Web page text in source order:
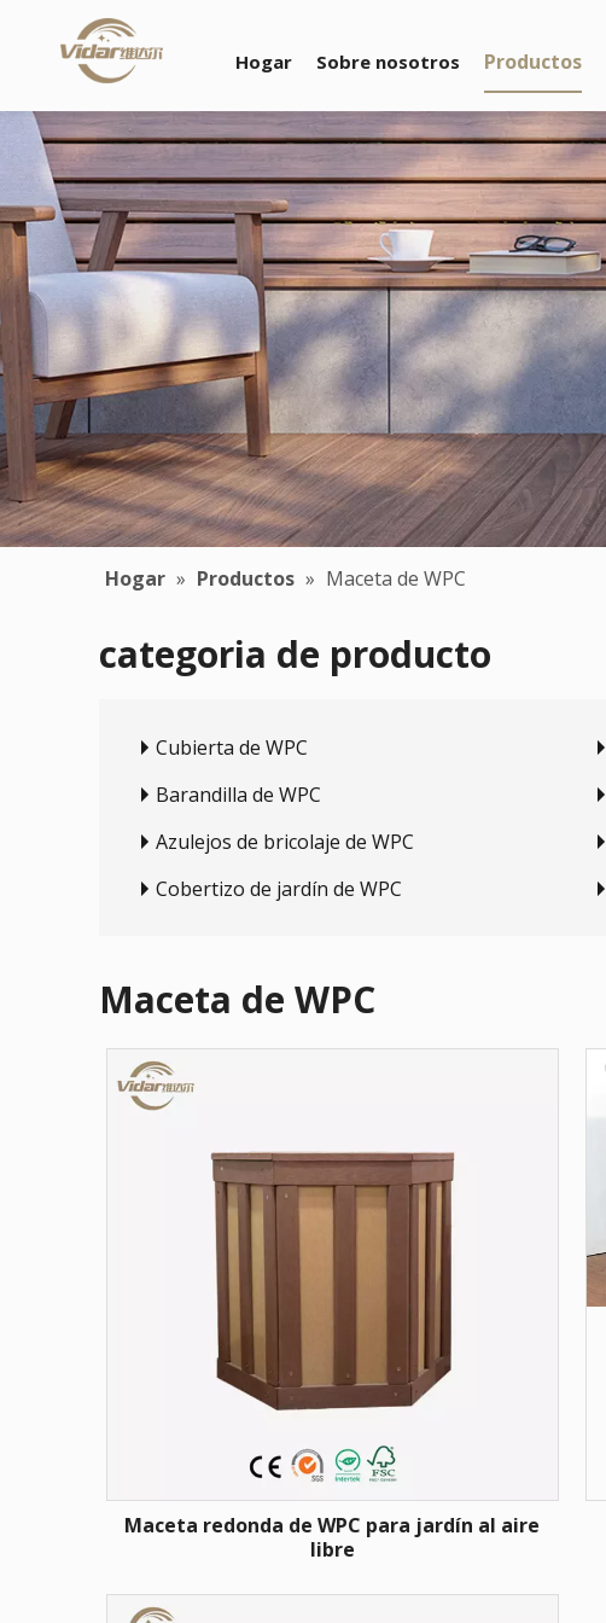
Hogar Sobre nosotros Productos
Hogar » Productos » Maceta de WPC
categoria de producto
Cubierta de WPC
Barandilla de WPC
Azulejos de bricolaje de WPC
Cobertizo de jardín de WPC
Maceta de WPC
Maceta redonda de WPC para jardín al aire
libre